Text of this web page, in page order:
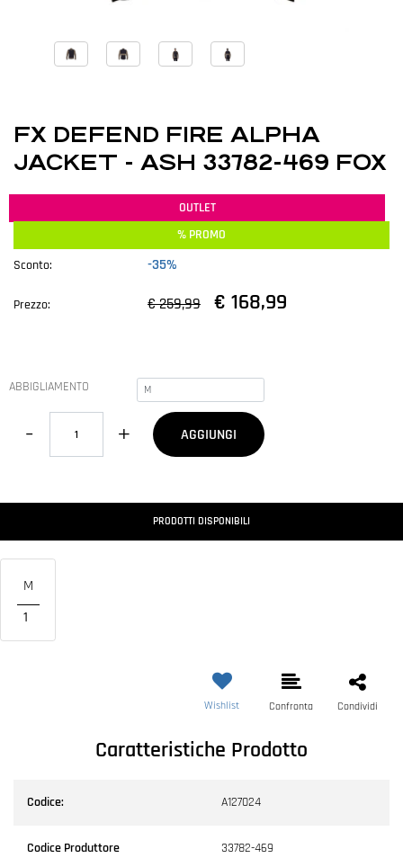
FX DEFEND FIRE ALPHA
JACKET - ASH 33782-469 FOX
OUTLET
% PROMO
Sconto:
-35%
Prezzo: € 259,99 € 168,99
ABBIGLIAMENTO
Quantità
AGGIUNGI
PRODOTTI DISPONIBILI
M
1
Wishlist Confronta Condividi
Caratteristiche Prodotto
Codice: A127024
Codice Produttore 33782-469